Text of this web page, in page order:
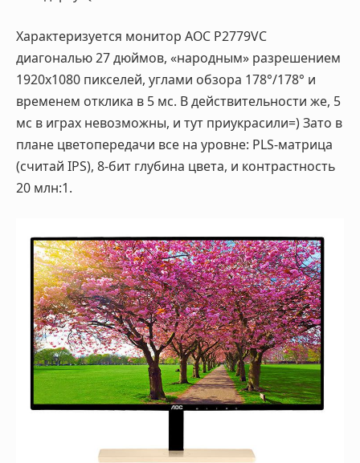
Характеризуется монитор AOC P2779VC
диагональю 27 дюймов, «народным» разрешением
1920х1080 пикселей, углами обзора 178°/178° и
временем отклика в 5 мс. В действительности же, 5
мс в играх невозможны, и тут приукрасили=) Зато в
плане цветопередачи все на уровне: PLS-матрица
(считай IPS), 8-бит глубина цвета, и контрастность
20 млн:1.